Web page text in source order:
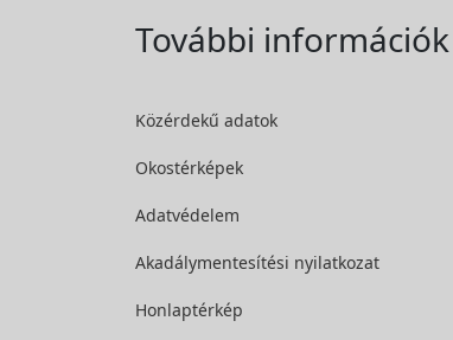
További információk
Közérdekű adatok
Okostérképek
Adatvédelem
Akadálymentesítési nyilatkozat
Honlaptérkép